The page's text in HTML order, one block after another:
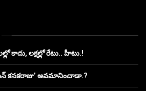
కాదు, లక్షల్లో రేటు.. హీటు.!
కనకరాజు’ అవమానించాడా.?